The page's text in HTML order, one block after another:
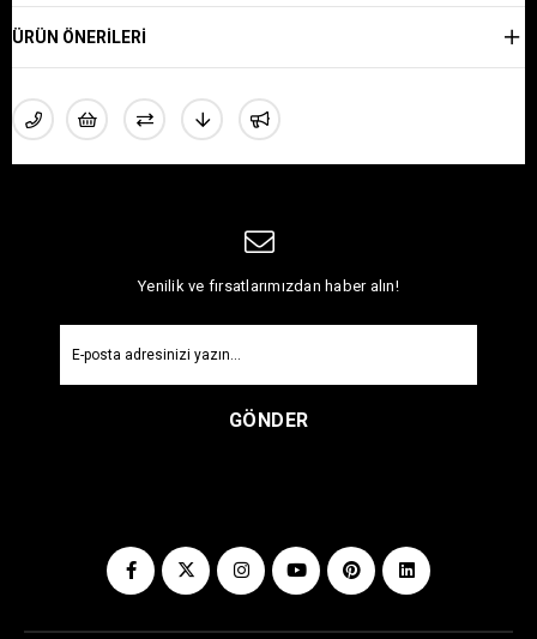
ÜRÜN ÖNERILERI
Yenilik ve fırsatlarımızdan haber alın!
GÖNDER